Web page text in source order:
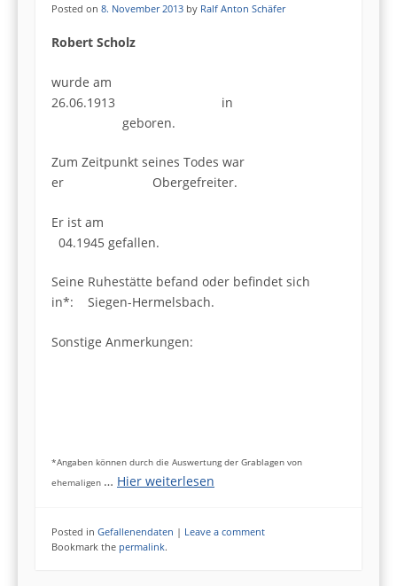
Posted on 8. November 2013 by Ralf Anton Schäfer
Robert Scholz
wurde am
26.06.1913 in
geboren.
Zum Zeitpunkt seines Todes war
er Obergefreiter.
Er ist am
04.1945 gefallen.
Seine Ruhestätte befand oder befindet sich
in*: Siegen-Hermelsbach.
Sonstige Anmerkungen:
*Angaben können durch die Auswertung der Grablagen von
ehemaligen … Hier weiterlesen
Posted in Gefallenendaten | Leave a comment
Bookmark the permalink.